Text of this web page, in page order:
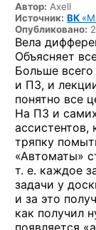
Автор: Axell
Источник: ВК
Опубликовано:
Вела
Объясняет
Больше
и ПЗ, и
понятно все
На ПЗ и
тряпку
«Автоматы»
т. е. каждое
задачи у
и за это
как получил
появляется